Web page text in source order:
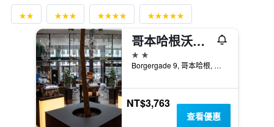
哥本哈根沃克阿普- 伯格嘉德酒店
2星級
Borgergade 9, 哥本哈根, 首都大區, 丹麥
NT$3,763
查看優惠